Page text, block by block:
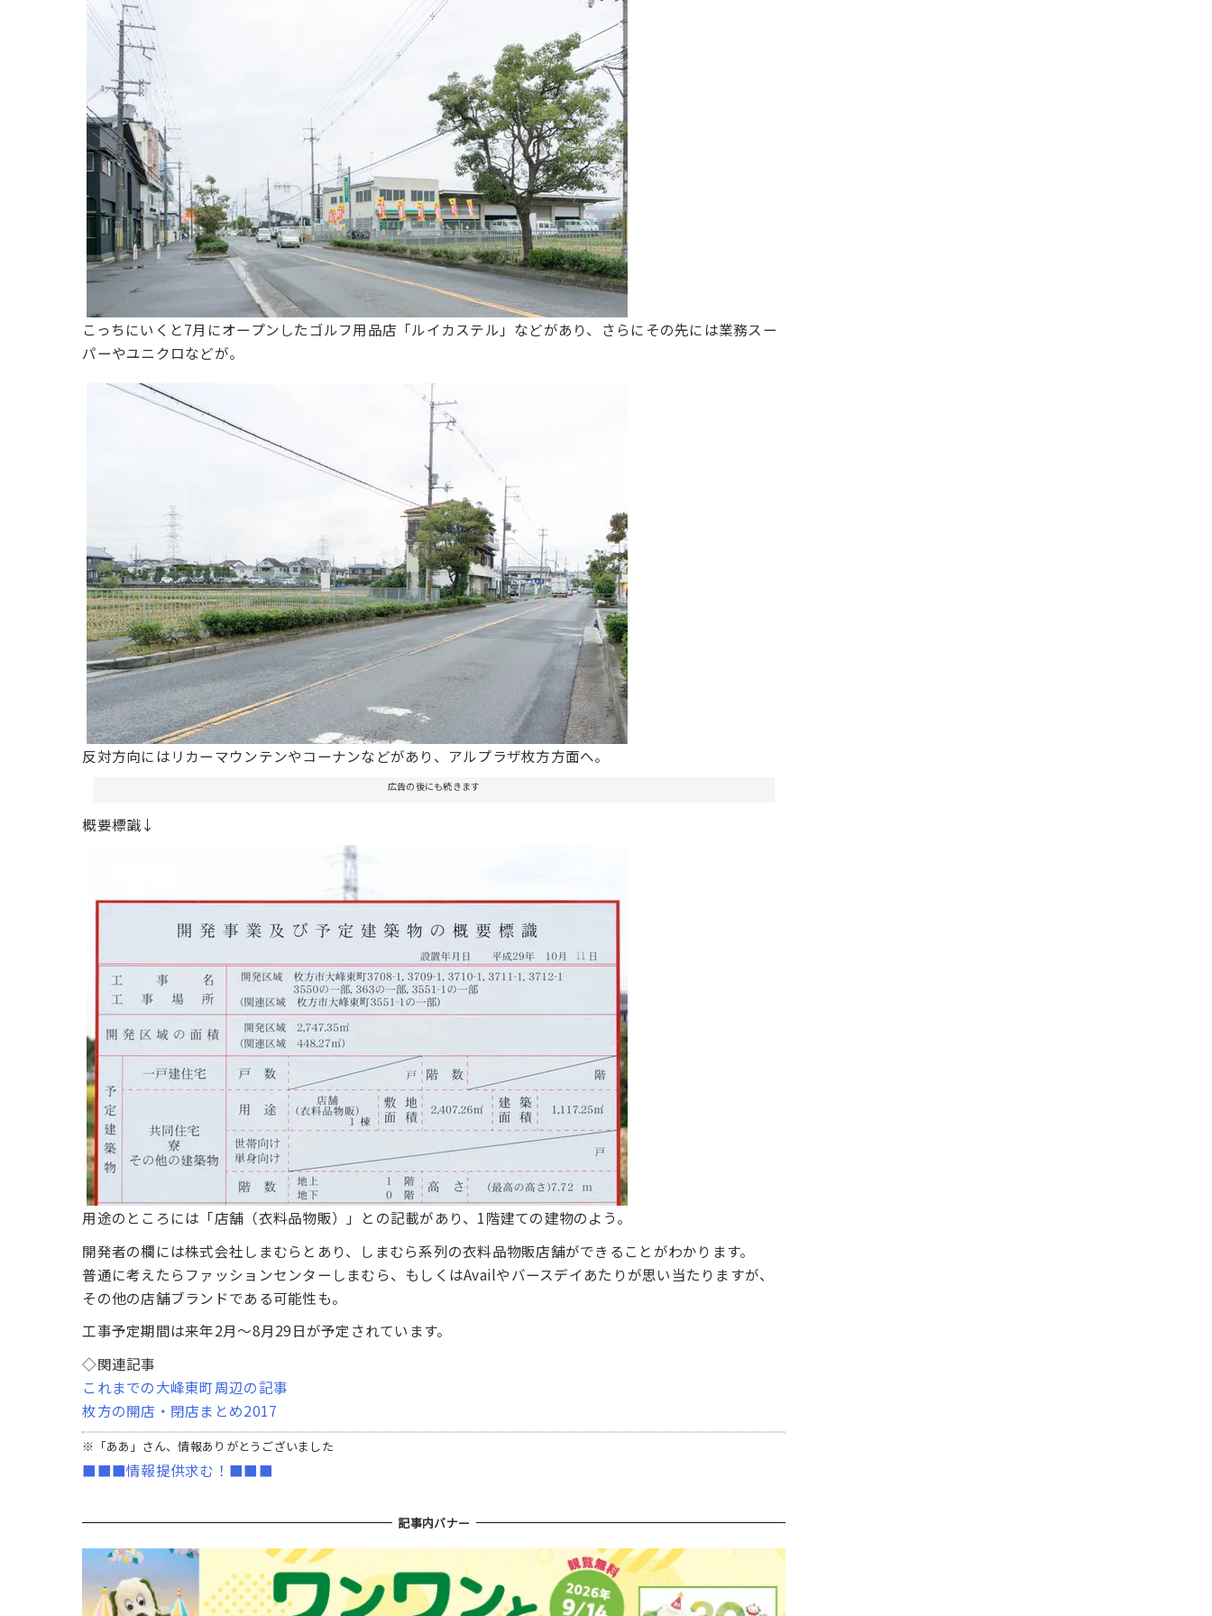
こっちにいくと7月にオープンしたゴルフ用品店「ルイカステル」などがあり、さらにその先には業務スー
パーやユニクロなどが。
反対方向にはリカーマウンテンやコーナンなどがあり、アルプラザ枚方方面へ。
広告の後にも続きます
概要標識↓
用途のところには「店舗（衣料品物販）」との記載があり、1階建ての建物のよう。
開発者の欄には株式会社しまむらとあり、しまむら系列の衣料品物販店舗ができることがわかります。
普通に考えたらファッションセンターしまむら、もしくはAvailやバースデイあたりが思い当たりますが、
その他の店舗ブランドである可能性も。
工事予定期間は来年2月〜8月29日が予定されています。
◇関連記事
これまでの大峰東町周辺の記事
枚方の開店・閉店まとめ2017
※「ああ」さん、情報ありがとうございました
■■■情報提供求む！■■■
記事内バナー